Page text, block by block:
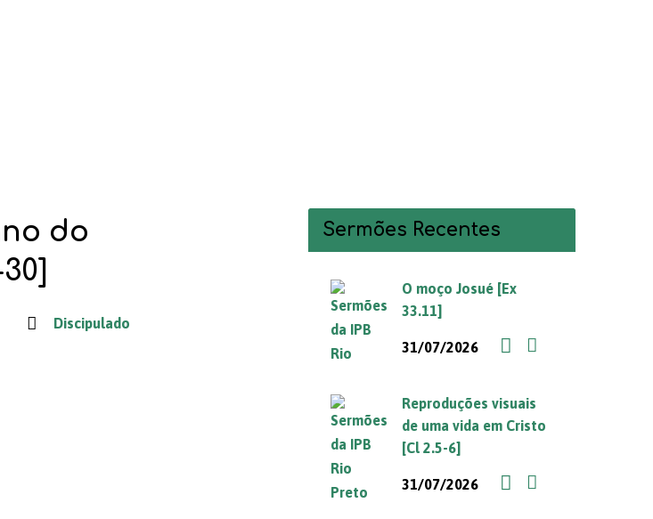
do
Discipulado
Sermões Recentes
O moço Josué [Ex
33.11]
31/07/2026
Reproduções visuais
de uma vida em Cristo
[Cl 2.5-6]
31/07/2026